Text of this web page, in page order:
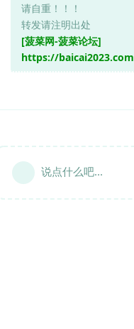
请自重！！！
转发请注明出处
[菠菜网-菠菜论坛]
https://baicai2023.com
说点什么吧...